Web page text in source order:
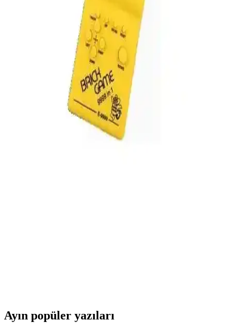
Teknomila Taşınabilir Video Oyun Konsolu: Nostalji
ve Eğlence Bir Arada
Kompakt ve hafif Teknomila taşınabilir oyun konsolu, 400 klasik
oyunu ve TV bağlantısı ile eğlenceyi her yerde sunar, uzun pil ömrü
ve uygun fiyatıyla dikkat çeker.
Semgears 10000 Oyunlu M8 Retro Video Konsolu
İncelemesi ve Kullanıcı Deneyimleri
Semgears 10000 oyunlu M8 video konsolu, geniş oyun desteği ve
portatif tasarımıyla dikkat çekiyor. Teknik sorunlar ve kullanıcı
deneyimleriyle birlikte, ürünün avantajları ve dezavantajları detaylı
Ayın popüler yazıları